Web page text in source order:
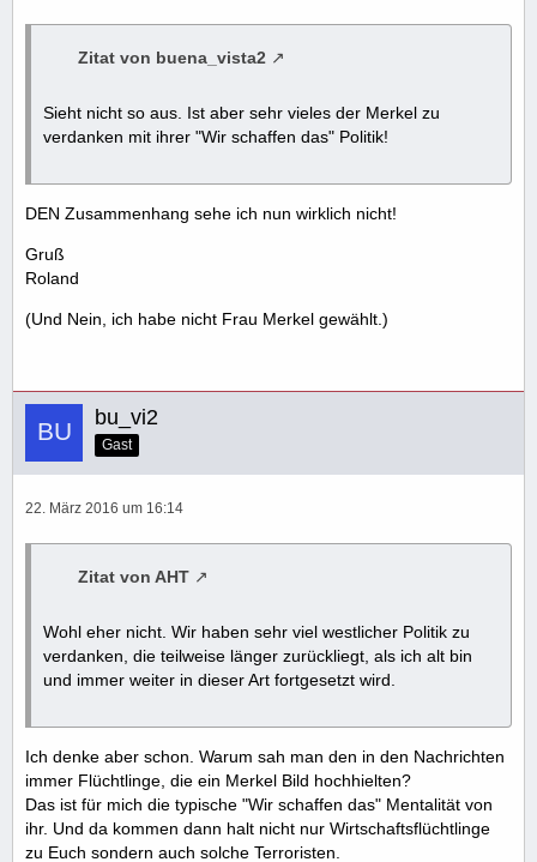
Zitat von buena_vista2
Sieht nicht so aus. Ist aber sehr vieles der Merkel zu
verdanken mit ihrer "Wir schaffen das" Politik!
DEN Zusammenhang sehe ich nun wirklich nicht!
Gruß
Roland
(Und Nein, ich habe nicht Frau Merkel gewählt.)
bu_vi2
Gast
22. März 2016 um 16:14
Zitat von AHT
Wohl eher nicht. Wir haben sehr viel westlicher Politik zu
verdanken, die teilweise länger zurückliegt, als ich alt bin
und immer weiter in dieser Art fortgesetzt wird.
Ich denke aber schon. Warum sah man den in den Nachrichten
immer Flüchtlinge, die ein Merkel Bild hochhielten?
Das ist für mich die typische "Wir schaffen das" Mentalität von
ihr. Und da kommen dann halt nicht nur Wirtschaftsflüchtlinge
zu Euch sondern auch solche Terroristen.